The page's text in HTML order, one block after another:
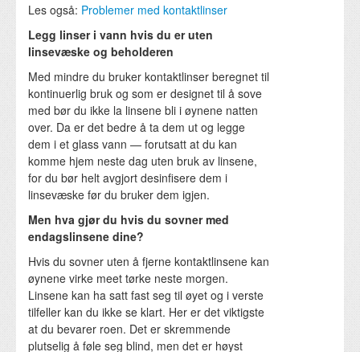
Les også: Problemer med kontaktlinser
Legg linser i vann hvis du er uten
linsevæske og beholderen
Med mindre du bruker kontaktlinser beregnet til
kontinuerlig bruk og som er designet til å sove
med bør du ikke la linsene bli i øynene natten
over. Da er det bedre å ta dem ut og legge
dem i et glass vann — forutsatt at du kan
komme hjem neste dag uten bruk av linsene,
for du bør helt avgjort desinfisere dem i
linsevæske før du bruker dem igjen.
Men hva gjør du hvis du sovner med
endagslinsene dine?
Hvis du sovner uten å fjerne kontaktlinsene kan
øynene virke meet tørke neste morgen.
Linsene kan ha satt fast seg til øyet og i verste
tilfeller kan du ikke se klart. Her er det viktigste
at du bevarer roen. Det er skremmende
plutselig å føle seg blind, men det er høyst